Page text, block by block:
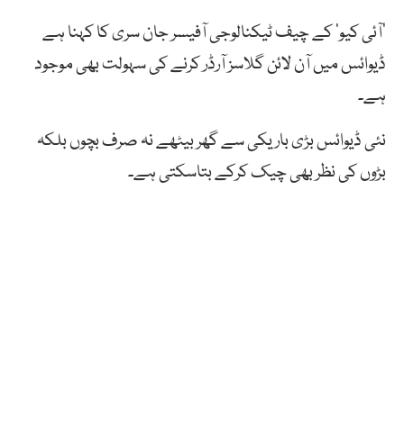
‘آئی کیو’ کے چیف ٹیکنالوجی آفیسر جان سری کا کہنا ہے
ڈیوائس میں آن لائن گلاسز آرڈر کرنے کی سہولت بھی موجود
ہے۔
نئی ڈیوائسبڑیباریکیسےگھربیٹھےنہ صرف بچوں بلکہ
بڑوں کینظر بھیچیککرکے بتاسکتی ہے۔